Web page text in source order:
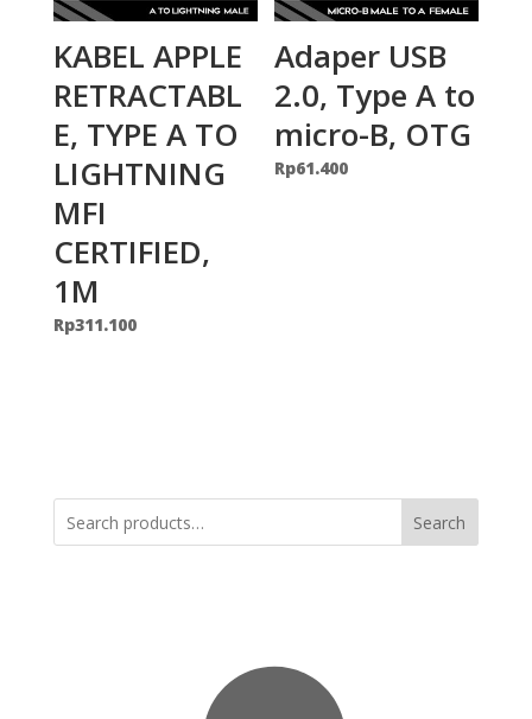
KABEL APPLE
RETRACTABL
E, TYPE A TO
LIGHTNING
MFI
CERTIFIED,
1M
Rp311.100
Adaper USB
2.0, Type A to
micro-B, OTG
Rp61.400
Search